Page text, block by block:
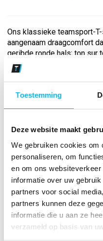
Toestemming
Deze website maakt
We gebruiken cookies om
personaliseren, om
en om ons
informatie over uw
partners voor social
partners kunnen deze
informatie die u aan ze
verzameld op basis van
Ons klassieke teamsport-
aangenaam draagcomfort
geribde ronde hals; ton sur
gewicht: ca. 160 g/m²...
Bekijk andere kleuren
Maat
Aantal
*Gratis verzending vanaf
Kies kleur/maat